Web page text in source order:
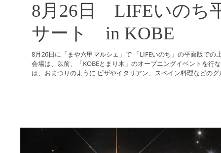
8月26日 LIFEいのち
サート in KOBE
8月26日に「まや六甲マルシェ」で 「LIFEいのち」の平面版での
会場は、以前、「KOBEとまり木」のオープニングイベントを行
は、おまつりのように ピザやイタリアン、スペイン料理などの